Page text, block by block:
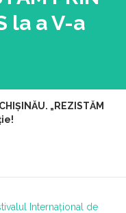
la a V-a
CHIȘINĂU. „REZISTĂM
Internațional de